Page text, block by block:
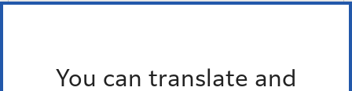
You can translate and
電話番号： （内線：2462）